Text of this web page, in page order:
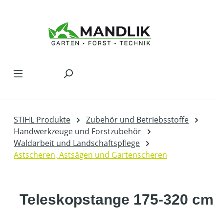
STIHL Produkte
Zubehör und Betriebsstoffe
Handwerkzeuge und Forstzubehör
Waldarbeit und Landschaftspflege
Astscheren, Astsägen und Gartenscheren
Teleskopstange 175-320 cm